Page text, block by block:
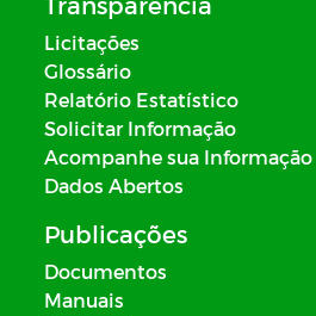
Licitações
Glossário
Relatório Estatístico
Solicitar Informação
Acompanhe sua Informação
Dados Abertos
Publicações
Documentos
Manuais